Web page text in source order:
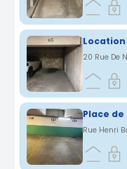
Location
20 Rue De